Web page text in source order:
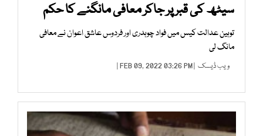
سیٹھ کی قبر پر جاکر معافی مانگنے کا حکم
توہین عدالت کیس میں فواد چوہدری اور فردوس عاشق اعوان نے معافی
مانگ لی
ویب ڈیسک | FEB 09, 2022 03:26 PM |